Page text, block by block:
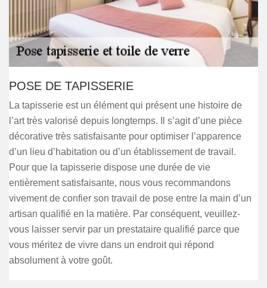
POSE DE TAPISSERIE
La tapisserie est un élément qui présent une histoire de
l’art très valorisé depuis longtemps. Il s’agit d’une pièce
décorative très satisfaisante pour optimiser l’apparence
d’un lieu d’habitation ou d’un établissement de travail.
Pour que la tapisserie dispose une durée de vie
entièrement satisfaisante, nous vous recommandons
vivement de confier son travail de pose entre la main d’un
artisan qualifié en la matière. Par conséquent, veuillez-
vous laisser servir par un prestataire qualifié parce que
vous méritez de vivre dans un endroit qui répond
absolument à votre goût.